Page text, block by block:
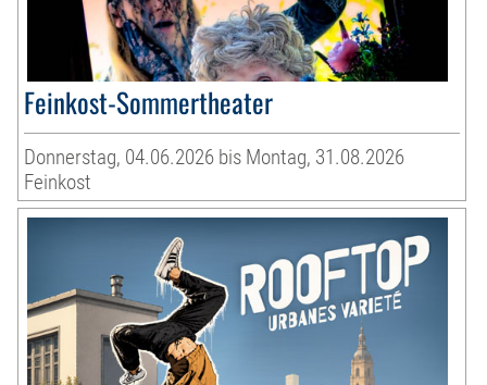
Feinkost-Sommertheater
Donnerstag, 04.06.2026 bis Montag, 31.08.2026
Feinkost